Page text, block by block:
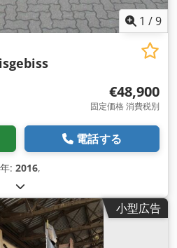
1 /9
€48,900
固定価格 消費税別
電話する
: 2016,
小型広告